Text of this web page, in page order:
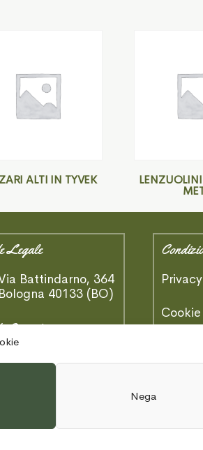
Nega
ALTI IN TYVEK
Legale
Battindarno, 364
Bologna 40133 (BO)
Operativa